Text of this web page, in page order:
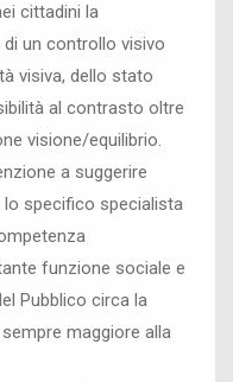
cittadini la
un controllo visivo
visiva, dello stato
al contrasto oltre
visione/equilibrio.
a suggerire
specifico specialista
funzione sociale e
Pubblico circa la
maggiore alla